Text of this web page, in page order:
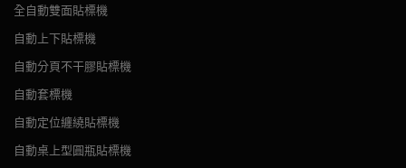
全自動雙面貼標機
自動上下貼標機
自動分頁不干膠貼標機
自動套標機
自動定位纏繞貼標機
自動桌上型圓瓶貼標機